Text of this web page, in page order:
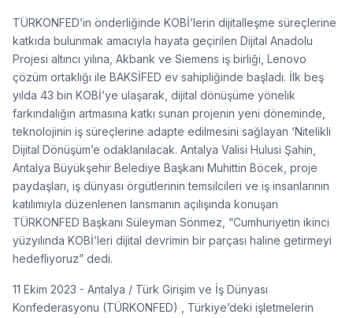
TÜRKONFED’in önderliğinde KOBİ’lerin dijitalleşme süreçlerine
katkıda bulunmak amacıyla hayata geçirilen Dijital Anadolu
Projesi altıncı yılına, Akbank ve Siemens iş birliği, Lenovo
çözüm ortaklığı ile BAKSİFED ev sahipliğinde başladı. İlk beş
yılda 43 bin KOBİ’ye ulaşarak, dijital dönüşüme yönelik
farkındalığın artmasına katkı sunan projenin yeni döneminde,
teknolojinin iş süreçlerine adapte edilmesini sağlayan ‘Nitelikli
Dijital Dönüşüm’e odaklanılacak. Antalya Valisi Hulusi Şahin,
Antalya Büyükşehir Belediye Başkanı Muhittin Böcek, proje
paydaşları, iş dünyası örgütlerinin temsilcileri ve iş insanlarının
katılımıyla düzenlenen lansmanın açılışında konuşan
TÜRKONFED Başkanı Süleyman Sönmez, “Cumhuriyetin ikinci
yüzyılında KOBİ’leri dijital devrimin bir parçası haline getirmeyi
hedefliyoruz” dedi.
11 Ekim 2023 - Antalya / Türk Girişim ve İş Dünyası
Konfederasyonu (TÜRKONFED) , Türkiye’deki işletmelerin